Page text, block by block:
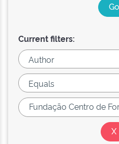
Current filters: